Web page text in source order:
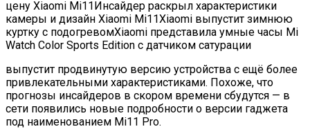
цену Xiaomi Mi11Инсайдер раскрыл характеристики
камеры и дизайн Xiaomi Mi11Xiaomi выпустит зимнюю
куртку с подогревомXiaomi представила умные часы Mi
Watch Color Sports Edition с датчиком сатурации
выпустит продвинутую версию устройства с ещё более
привлекательными характеристиками. Похоже, что
прогнозы инсайдеров в скором времени сбудутся — в
сети появились новые подробности о версии гаджета
под наименованием Mi11 Pro.